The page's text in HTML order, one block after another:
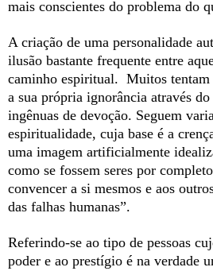
mais conscientes do problema do
A criação de uma personalidade
ilusão bastante frequente entre
caminho espiritual. Muitos
a sua própria ignorância através
ingênuas de devoção. Seguem
espiritualidade, cuja base é a
uma imagem artificialmente
como se fossem seres por
convencer a si mesmos e aos
das falhas humanas”.
Referindo-se ao tipo de pessoas
poder e ao prestígio é na verdade